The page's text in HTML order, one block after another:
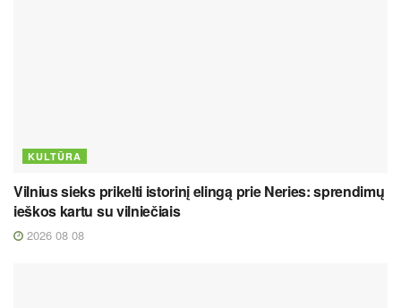
KULTŪRA
Vilnius sieks prikelti istorinį elingą prie Neries: sprendimų
ieškos kartu su vilniečiais
2026 08 08